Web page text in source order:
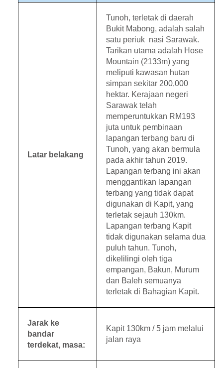
Latar belakang
Tunoh, terletak di daerah
Bukit Mabong, adalah salah
satu periuk nasi Sarawak.
Tarikan utama adalah Hose
Mountain (2133m) yang
meliputi kawasan hutan
simpan sekitar 200,000
hektar. Kerajaan negeri
Sarawak telah
memperuntukkan RM193
juta untuk pembinaan
lapangan terbang baru di
Tunoh, yang akan bermula
pada akhir tahun 2019.
Lapangan terbang ini akan
menggantikan lapangan
terbang yang tidak dapat
digunakan di Kapit, yang
terletak sejauh 130km.
Lapangan terbang Kapit
tidak digunakan selama dua
puluh tahun. Tunoh,
dikelilingi oleh tiga
empangan, Bakun, Murum
dan Baleh semuanya
terletak di Bahagian Kapit.
Jarak ke
bandar
terdekat, masa:
Kapit 130km / 5 jam melalui
jalan raya